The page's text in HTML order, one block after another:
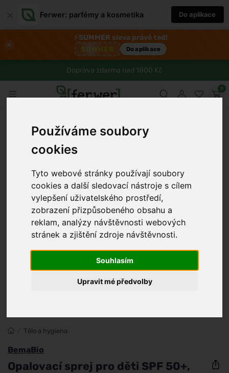
Používáme soubory
cookies
Tyto webové stránky používají soubory
cookies a další sledovací nástroje s cílem
vylepšení uživatelského prostředí,
zobrazení přizpůsobeného obsahu a
reklam, analýzy návštěvnosti webových
stránek a zjištění zdroje návštěvnosti.
Souhlasím
Upravit mé předvolby
Ferwer: parfémy a kosmetika Do aplikace
×
⚡SUMMER sleva právě teď!
Do aplikace
Doprava zdarma nad 1800 Kč
0
Tělo a hygiena
BemaBio
Opalovací sprej pro děti SPF 50+,